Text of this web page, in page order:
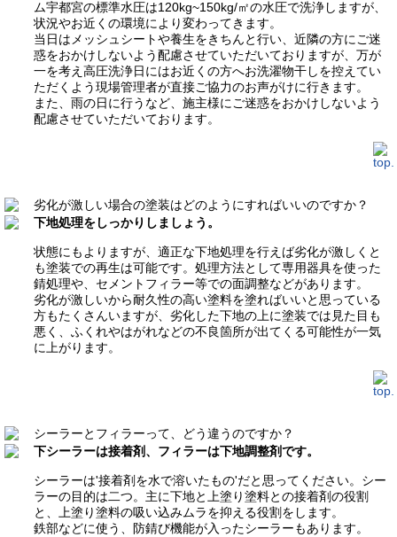
ム宇都宮の標準水圧は120kg~150kg/㎡の水圧で洗浄しますが、
状況やお近くの環境により変わってきます。
当日はメッシュシートや養生をきちんと行い、近隣の方にご迷
惑をおかけしないよう配慮させていただいておりますが、万が
一を考え高圧洗浄日にはお近くの方へお洗濯物干しを控えてい
ただくよう現場管理者が直接ご協力のお声がけに行きます。
また、雨の日に行うなど、施主様にご迷惑をおかけしないよう
配慮させていただいております。
劣化が激しい場合の塗装はどのようにすればいいのですか？
下地処理をしっかりしましょう。
状態にもよりますが、適正な下地処理を行えば劣化が激しくと
も塗装での再生は可能です。処理方法として専用器具を使った
錆処理や、セメントフィラー等での面調整などがあります。
劣化が激しいから耐久性の高い塗料を塗ればいいと思っている
方もたくさんいますが、劣化した下地の上に塗装では見た目も
悪く、ふくれやはがれなどの不良箇所が出てくる可能性が一気
に上がります。
シーラーとフィラーって、どう違うのですか？
下シーラーは接着剤、フィラーは下地調整剤です。
シーラーは'接着剤を水で溶いたもの'だと思ってください。シー
ラーの目的は二つ。主に下地と上塗り塗料との接着剤の役割
と、上塗り塗料の吸い込みムラを抑える役割をします。
鉄部などに使う、防錆び機能が入ったシーラーもあります。